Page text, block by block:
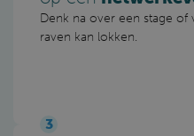
Denk na over een stage of
raven kan lokken.
3
strikt noodzakelijke
correct worden gebruikt.